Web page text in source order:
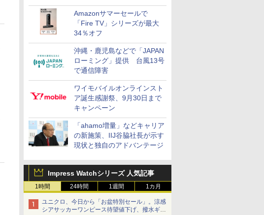
Amazonサマーセールで
「Fire TV」シリーズが最大
34％オフ
沖縄・鹿児島などで「JAPAN
ローミング」提供 台風13号
で通信障害
ワイモバイルオンラインスト
ア誕生感謝祭、9月30日まで
キャンペーン
「ahamo増量」などキャリア
の新施策、IIJ谷脇社長が示す
現状と独自のアドバンテージ
Impress Watchシリーズ 人気記事
1時間 24時間 1週間 1カ月
ユニクロ、今日から「お盆特別セール」。涼感
シアサッカーワンピース待望値下げ、撥水ギア